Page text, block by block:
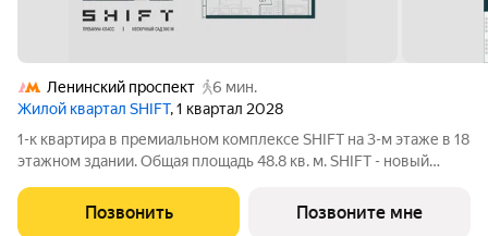
Ленинский проспект
6 мин.
Жилой квартал SHIFT, 1 квартал 2028
1-к квартира в премиальном комплексе SHIFT на 3-м этаже в 18
этажном здании. Общая площадь 48.8 кв. м. SHIFT - новый
районе, в 300 м от Нескучного сада. Главная особенность
проекта - 5 башен, в
Позвонить Позвоните мне